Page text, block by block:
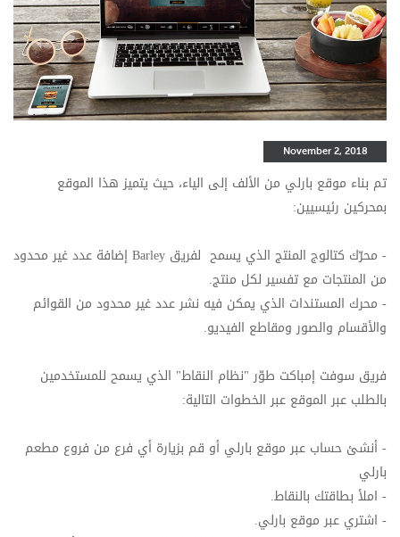
November 2, 2018
تم بناء موقع بارلي من الألف إلى الياء، حيث يتميز هذا الموقع
بمحركين رئيسيين:
- محرّك كتالوج المنتج الذي يسمح لفريق Barley إضافة عدد غير محدود
من المنتجات مع تفسير لكل منتج.
- محرك المستندات الذي يمكن فيه نشر عدد غير محدود من القوائم
والأقسام والصور ومقاطع الفيديو.
فريق سوفت إمباكت طوّر"نظام النقاط" الذي يسمح للمستخدمين
بالطلب عبر الموقع عبر الخطوات التالية:
- أنشئ حساب عبر موقع بارلي أو قم بزيارة أي فرع من فروع مطعم
بارلي
- املأ بطاقتك بالنقاط.
- اشتري عبر موقع بارلي.